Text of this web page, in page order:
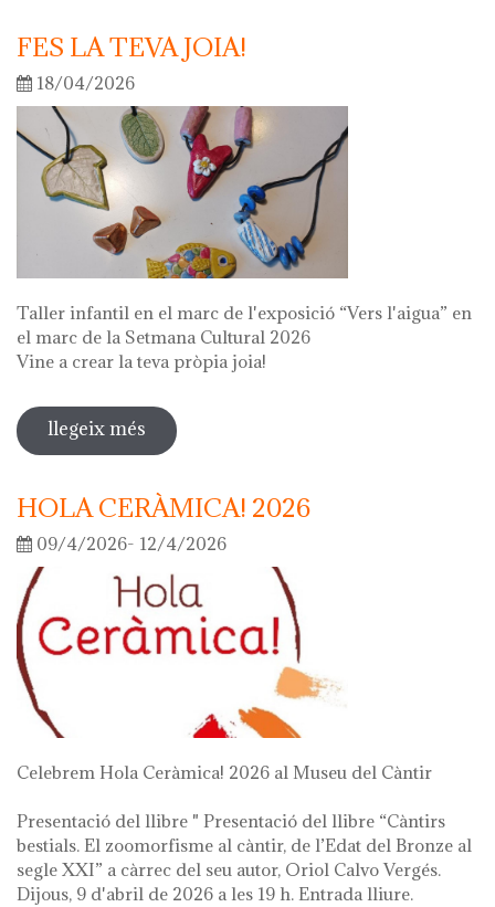
FES LA TEVA JOIA!
18/04/2026
Taller infantil en el marc de l'exposició “Vers l'aigua” en
el marc de la Setmana Cultural 2026
Vine a crear la teva pròpia joia!
llegeix més sobre fes la teva joia!
HOLA CERÀMICA! 2026
09/4/2026- 12/4/2026
Celebrem Hola Ceràmica! 2026 al Museu del Càntir
Presentació del llibre " Presentació del llibre “Càntirs
bestials. El zoomorfisme al càntir, de l’Edat del Bronze al
segle XXI” a càrrec del seu autor, Oriol Calvo Vergés.
Dijous, 9 d'abril de 2026 a les 19 h. Entrada lliure.